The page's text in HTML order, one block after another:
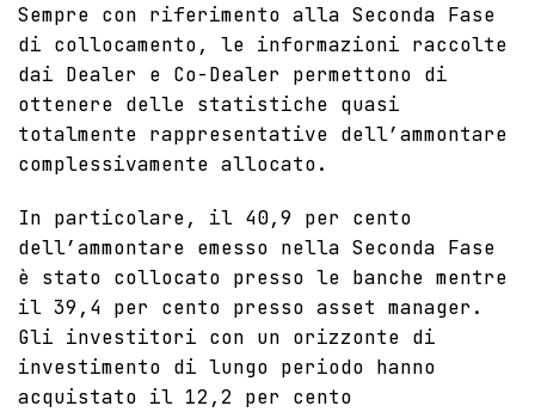
Sempre con riferimento alla Seconda Fase
di collocamento, le informazioni raccolte
dai Dealer e Co-Dealer permettono di
ottenere delle statistiche quasi
totalmente rappresentative dell’ammontare
complessivamente allocato.
In particolare, il 40,9 per cento
dell’ammontare emesso nella Seconda Fase
è stato collocato presso le banche mentre
il 39,4 per cento presso asset manager.
Gli investitori con un orizzonte di
investimento di lungo periodo hanno
acquistato il 12,2 per cento